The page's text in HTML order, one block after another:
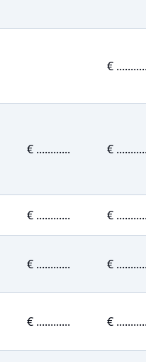
€
€ ............ €
€ ............ €
€ ............ €
€ ............ €